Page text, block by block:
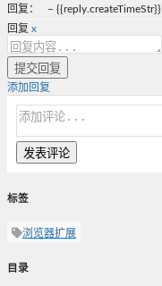
回复 ： – {{reply.createTimeStr}}
回复 x
提交回复
添加回复
发表评论
标签
浏览器扩展
目录